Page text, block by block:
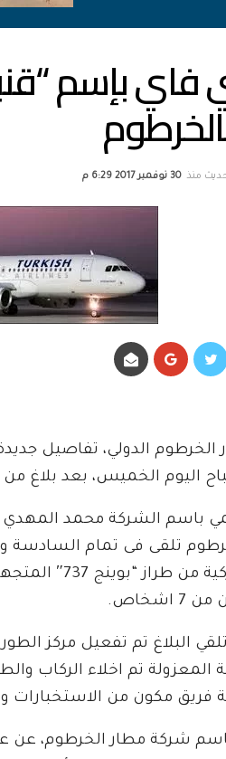
بإسم
منذ 30 نوفمبر 2017 6:29 م
الدولي، تفاصيل
اليوم الخميس، بعد بلاغ من
باسم الشركة محمد المهدي
تلقى فى تمام السادسة
البلاغ تم تفعيل مركز
المعزولة تم اخلاء الركاب
مكون من الاستخبارات
شركة مطار الخرطوم، عن